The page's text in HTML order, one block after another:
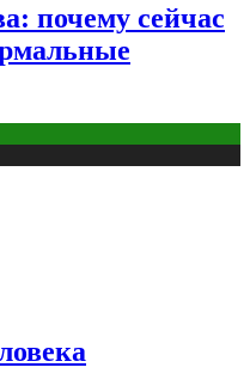
почему сейчас